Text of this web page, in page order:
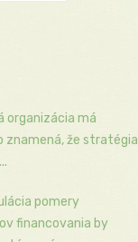
organizácia má
znamená, že stratégia
pomery
financovania by